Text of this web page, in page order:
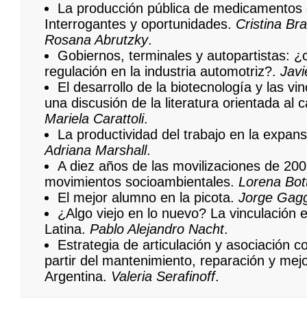
La producción pública de
Interrogantes y oportunidades. Cristina
Rosana Abrutzky.
Gobiernos, terminales y autopartistas:
regulación en la industria automotriz?.
El desarrollo de la biotecnología y las
una discusión de la literatura orientada al
Mariela Carattoli.
La productividad del trabajo en la
Adriana Marshall.
A diez años de las movilizaciones de
movimientos socioambientales.Lorena
El mejor alumno en la picota.Jorge
¿Algo viejo en lo nuevo? La vinculación
Latina.Pablo Alejandro Nacht.
Estrategia de articulación y asociación
partir del mantenimiento, reparación y
Argentina. Valeria Serafinoff.